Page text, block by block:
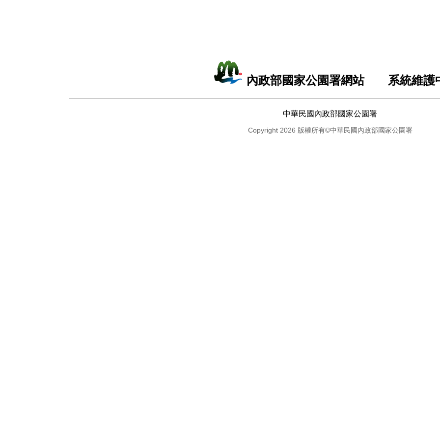
內政部國家公園署網站 系統維護
中華民國內政部國家公園署
Copyright 2026 版權所有©中華民國內政部國家公園署